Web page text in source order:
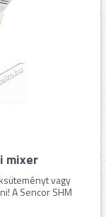
mixer
vagy
A Sencor SHM